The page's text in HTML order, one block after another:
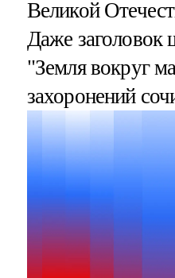
Великой
Даже заголовок
"Земля вокруг
захоронений